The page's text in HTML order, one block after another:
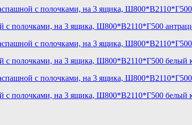
полочками, на 3 ящика, Ш800*В2110*Г500
полочками, на 3 ящика, Ш800*В2110*Г500 белый
полочками, на 3 ящика, Ш800*В2110*Г500 белый